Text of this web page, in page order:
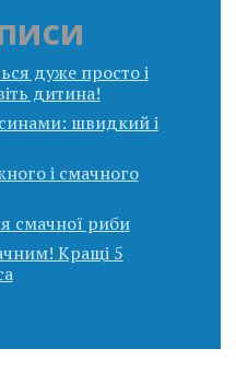
дуже просто і
дитина!
швидкий і
і смачного
смачної риби
Кращі 5